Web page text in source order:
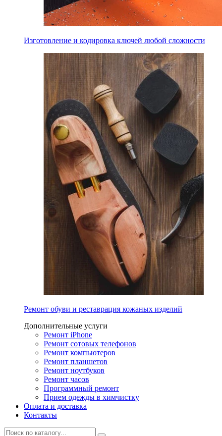
Изготовление и кодировка ключей любой сложности
Ремонт обуви и реставрация кожаных изделий
Дополнительные услуги
Ремонт iPhone
Ремонт сотовых телефонов
Ремонт компьютеров
Ремонт планшетов
Ремонт ноутбуков
Ремонт часов
Программный ремонт
Прием одежды в химчистку
Оплата и доставка
Контакты